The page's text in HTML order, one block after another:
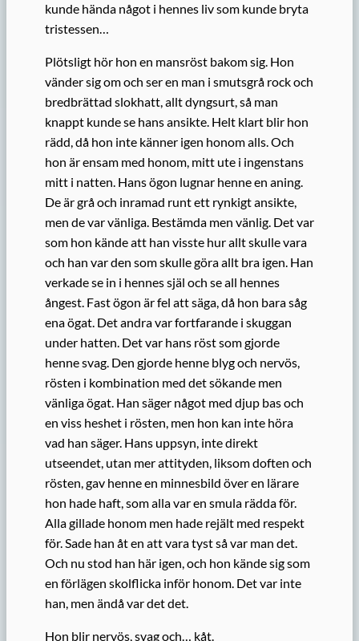
kunde hända något i hennes liv som kunde bryta
tristessen…
Plötsligt hör hon en mansröst bakom sig. Hon
vänder sig om och ser en man i smutsgrå rock och
bredbrättad slokhatt, allt dyngsurt, så man
knappt kunde se hans ansikte. Helt klart blir hon
rädd, då hon inte känner igen honom alls. Och
hon är ensam med honom, mitt ute i ingenstans
mitt i natten. Hans ögon lugnar henne en aning.
De är grå och inramad runt ett rynkigt ansikte,
men de var vänliga. Bestämda men vänlig. Det var
som hon kände att han visste hur allt skulle vara
och han var den som skulle göra allt bra igen. Han
verkade se in i hennes själ och se all hennes
ångest. Fast ögon är fel att säga, då hon bara såg
ena ögat. Det andra var fortfarande i skuggan
under hatten. Det var hans röst som gjorde
henne svag. Den gjorde henne blyg och nervös,
rösten i kombination med det sökande men
vänliga ögat. Han säger något med djup bas och
en viss heshet i rösten, men hon kan inte höra
vad han säger. Hans uppsyn, inte direkt
utseendet, utan mer attityden, liksom doften och
rösten, gav henne en minnesbild över en lärare
hon hade haft, som alla var en smula rädda för.
Alla gillade honom men hade rejält med respekt
för. Sade han åt en att vara tyst så var man det.
Och nu stod han här igen, och hon kände sig som
en förlägen skolflicka inför honom. Det var inte
han, men ändå var det det.
Hon blir nervös, svag och… kåt.